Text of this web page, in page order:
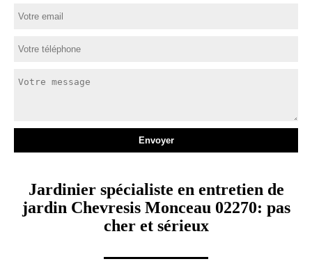
Jardinier spécialiste en entretien de
jardin Chevresis Monceau 02270: pas
cher et sérieux